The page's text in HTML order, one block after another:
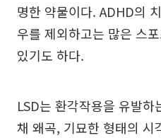
명한 약물이다. ADHD의
우를 제외하고는 많은 스
있기도 하다.
LSD는 환각작용을 유발
채 왜곡, 기묘한 형태의 시